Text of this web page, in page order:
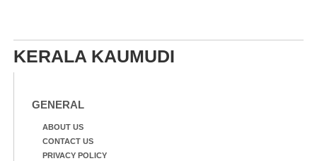
KERALA KAUMUDI
GENERAL
ABOUT US
CONTACT US
PRIVACY POLICY